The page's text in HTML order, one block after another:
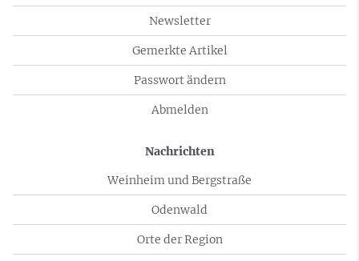
Newsletter
Gemerkte Artikel
Passwort ändern
Abmelden
Nachrichten
Weinheim und Bergstraße
Odenwald
Orte der Region